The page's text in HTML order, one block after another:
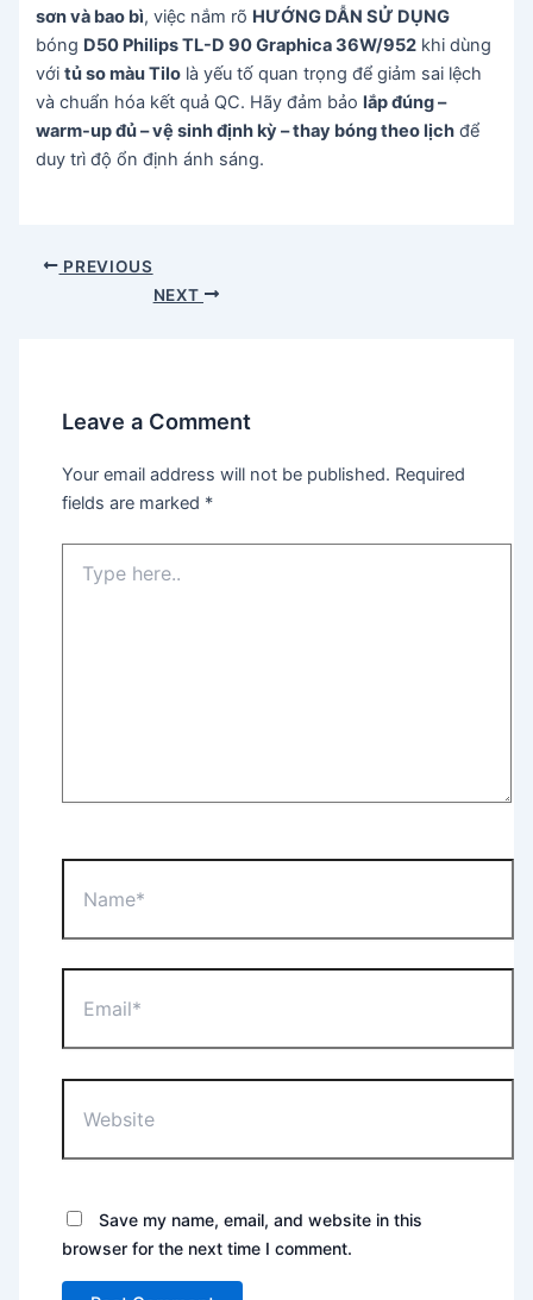
sơn và bao bì, việc nắm rõ HƯỚNG DẪN SỬ DỤNG
bóng D50 Philips TL-D 90 Graphica 36W/952 khi dùng
vớitủ so màu Tilo là yếu tố quan trọng để giảm sai lệch
và chuẩn hóa kết quả QC. Hãy đảm bảolắp đúng –
warm-up đủ – vệ sinh định kỳ – thay bóng theo lịch để
duy trì độ ổn định ánh sáng.
Post PREVIOUS
NEXT
Leave a Comment
Your email address will not be published. Required
fields are marked *
here..
Save my name, email, and website in this
browser for the next time I comment.